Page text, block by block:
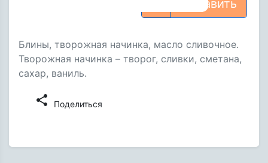
Добавить
Блины, творожная начинка, масло сливочное.
Творожная начинка – творог, сливки, сметана,
сахар, ваниль.
share Поделиться